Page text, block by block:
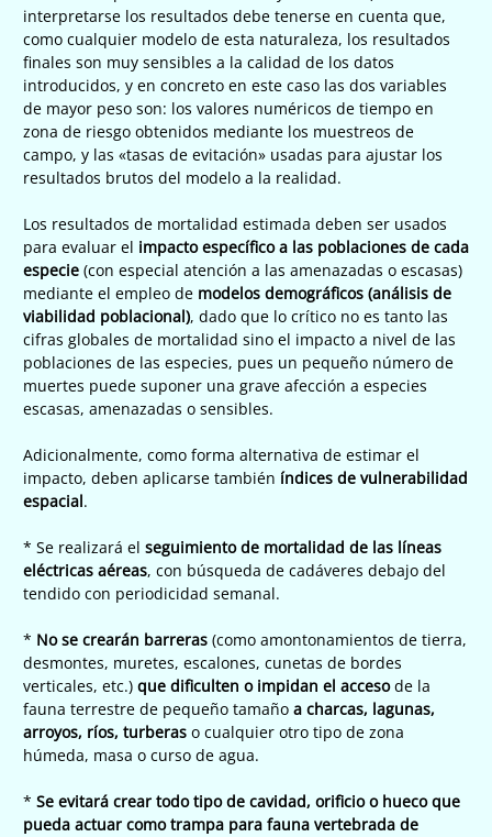
interpretarse los resultados debe tenerse en cuenta que,
como cualquier modelo de esta naturaleza, los resultados
finales son muy sensibles a la calidad de los datos
introducidos, y en concreto en este caso las dos variables
de mayor peso son: los valores numéricos de tiempo en
zona de riesgo obtenidos mediante los muestreos de
campo, y las «tasas de evitación» usadas para ajustar los
resultados brutos del modelo a la realidad.
Los resultados de mortalidad estimada deben ser usados
para evaluar el impacto específico a las poblaciones de cada
especie (con especial atención a las amenazadas o escasas)
mediante el empleo de modelos demográficos (análisis de
viabilidad poblacional), dado que lo crítico no es tanto las
cifras globales de mortalidad sino el impacto a nivel de las
poblaciones de las especies, pues un pequeño número de
muertes puede suponer una grave afección a especies
escasas, amenazadas o sensibles.
Adicionalmente, como forma alternativa de estimar el
impacto, deben aplicarse también índices de vulnerabilidad
espacial.
* Se realizará el seguimiento de mortalidad de las líneas
eléctricas aéreas, con búsqueda de cadáveres debajo del
tendido con periodicidad semanal.
* No se crearán barreras (como amontonamientos de tierra,
desmontes, muretes, escalones, cunetas de bordes
verticales, etc.) que dificulten o impidan el accesode la
fauna terrestre de pequeño tamaño a charcas, lagunas,
arroyos, ríos, turberas o cualquier otro tipo de zona
húmeda, masa o curso de agua.
* Se evitará crear todo tipo de cavidad, orificio o hueco que
pueda actuar como trampa para fauna vertebrada de